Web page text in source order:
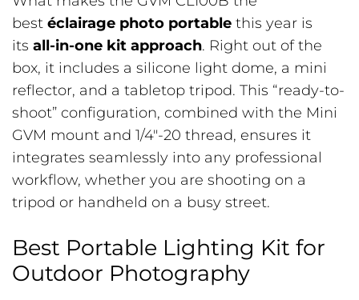
best éclairage photo portable this year is
its all-in-one kit approach. Right out of the
box, it includes a silicone light dome, a mini
reflector, and a tabletop tripod. This “ready-to-
shoot” configuration, combined with the Mini
GVM mount and 1/4″-20 thread, ensures it
integrates seamlessly into any professional
workflow, whether you are shooting on a
tripod or handheld on a busy street.
Best Portable Lighting Kit for
Outdoor Photography